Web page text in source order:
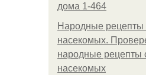
дома 1-464
Народные рецепты
насекомых.
народные рецепты
насекомых